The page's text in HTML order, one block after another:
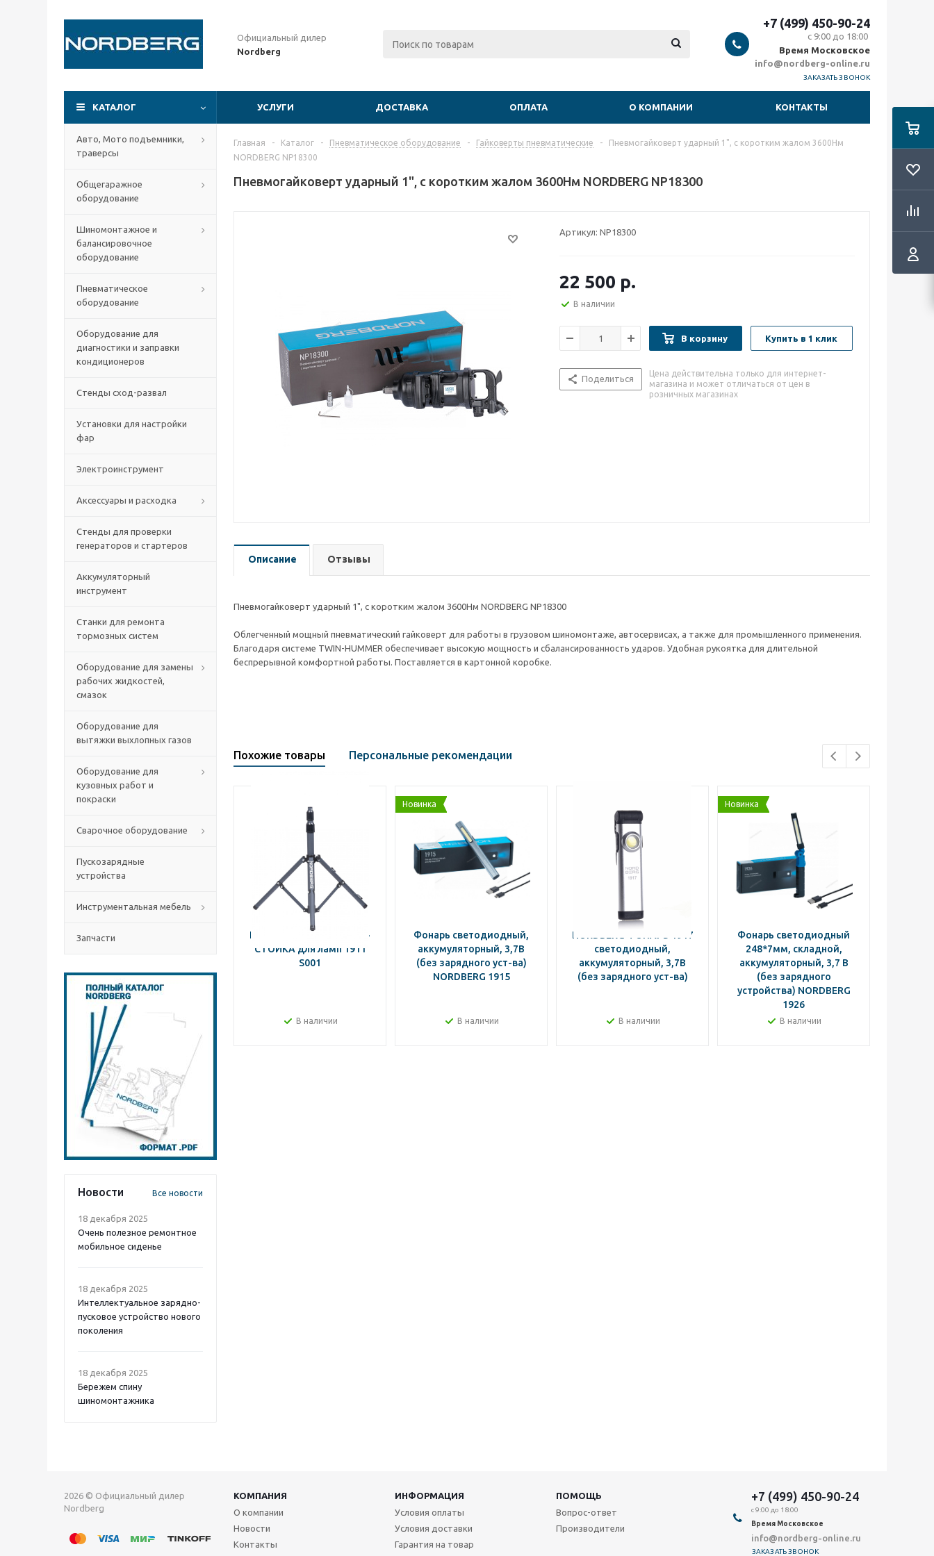
Официальный дилер
Nordberg
+7 (499) 450-90-24
с 9:00 до 18:00
Время Московское
info@nordberg-online.ru
ЗАКАЗАТЬ ЗВОНОК
КАТАЛОГ УСЛУГИ ДОСТАВКА ОПЛАТА О КОМПАНИИ КОНТАКТЫ
Авто, Мото подъемники,
траверсы
Общегаражное
оборудование
Шиномонтажное и
балансировочное
оборудование
Пневматическое
оборудование
Оборудование для
диагностики и заправки
кондиционеров
Стенды сход-развал
Установки для настройки
фар
Электроинструмент
Аксессуары и расходка
Стенды для проверки
генераторов и стартеров
Аккумуляторный
инструмент
Станки для ремонта
тормозных систем
Оборудование для замены
рабочих жидкостей,
смазок
Оборудование для
вытяжки выхлопных газов
Оборудование для
кузовных работ и
покраски
Сварочное оборудование
Пускозарядные
устройства
Инструментальная мебель
Запчасти
Новости Все новости
18 декабря 2025
Очень полезное ремонтное
мобильное сиденье
18 декабря 2025
Интеллектуальное зарядно-
пусковое устройство нового
поколения
18 декабря 2025
Бережем спину
шиномонтажника
Главная - Каталог - Пневматическое оборудование - Гайковерты пневматические -
Пневмогайковерт ударный 1", с коротким жалом 3600Нм
NORDBERG NP18300
Пневмогайковерт ударный 1", с коротким жалом 3600Нм NORDBERG NP18300
Артикул: NP18300
22 500 р.
В наличии
В корзину Купить в 1 клик
Поделиться
Цена действительна только для интернет-
магазина и может отличаться от цен в
розничных магазинах
Описание Отзывы
Пневмогайковерт ударный 1", с коротким жалом 3600Нм NORDBERG NP18300
Облегченный мощный пневматический гайковерт для работы в грузовом шиномонтаже, автосервисах, а также для промышленного применения.
Благодаря системе TWIN-HUMMER обеспечивает высокую мощность и сбалансированность ударов. Удобная рукоятка для длительной
беспрерывной комфортной работы. Поставляется в картонной коробке.
Похожие товары Персональные рекомендации
NORDBERG ДЕРЖАТЕЛЬ-
СТОЙКА для ламп 1911
S001
В наличии
Новинка
Фонарь светодиодный,
аккумуляторный, 3,7В
(без зарядного уст-ва)
NORDBERG 1915
В наличии
NORDBERG ФОНАРЬ 1917
светодиодный,
аккумуляторный, 3,7В
(без зарядного уст-ва)
В наличии
Новинка
Фонарь светодиодный
248*7мм, складной,
аккумуляторный, 3,7 В
(без зарядного
устройства) NORDBERG
1926
В наличии
2026 © Официальный дилер
Nordberg
КОМПАНИЯ ИНФОРМАЦИЯ
ПОМОЩЬ
О компании
Новости
Контакты
Условия оплаты
Условия доставки
Гарантия на товар
Вопрос-ответ
Производители
+7 (499) 450-90-24
с 9:00 до 18:00
Время Московское
info@nordberg-online.ru
ЗАКАЗАТЬ ЗВОНОК